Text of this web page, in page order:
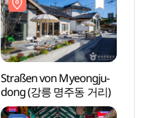
Straßen von Myeongju-
dong (강릉 명주동 거리)